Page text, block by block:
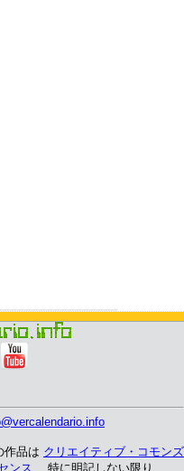
作品は クリエイティブ・コモンズ
ンス 、 特に明記しない限り.